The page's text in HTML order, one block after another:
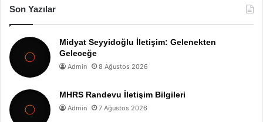
Son Yazılar
Midyat Seyyidoğlu İletişim: Gelenekten
Geleceğe
Admin 8 Ağustos 2026
MHRS Randevu İletişim Bilgileri
Admin 7 Ağustos 2026